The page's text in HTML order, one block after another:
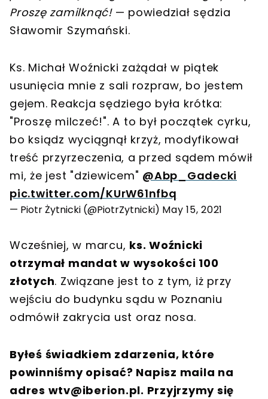
Proszę zamilknąć!— powiedział sędzia
Sławomir Szymański.
Ks. Michał Woźnicki zażądał w piątek
usunięcia mnie z sali rozpraw, bo jestem
gejem. Reakcja sędziego była krótka:
"Proszę milczeć!". A to był początek cyrku,
bo ksiądz wyciągnął krzyż, modyfikował
treść przyrzeczenia, a przed sądem mówił
mi, że jest "dziewicem" @Abp_Gadecki
pic.twitter.com/KUrW61nfbq
— Piotr Żytnicki (@PiotrZytnicki) May 15, 2021
Wcześniej, w marcu, ks. Woźnicki
otrzymał mandat w wysokości 100
złotych. Związane jest to z tym, iż przy
wejściu do budynku sądu w Poznaniu
odmówił zakrycia ust oraz nosa.
Byłeś świadkiem zdarzenia, które
powinniśmy opisać? Napisz maila na
adres wtv@iberion.pl. Przyjrzymy się